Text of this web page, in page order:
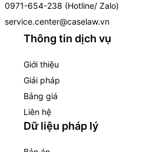
0971-654-238 (Hotline/ Zalo)
service.center@caselaw.vn
Thông tin dịch vụ
Giới thiệu
Giải pháp
Bảng giá
Liên hệ
Dữ liệu pháp lý